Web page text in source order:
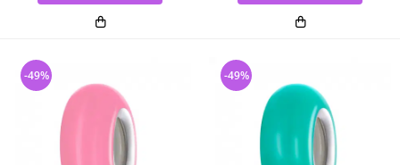
-49% -49%